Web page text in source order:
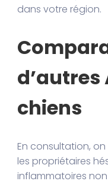
dans votre région.
d’autres
chiens
En consultation,
les propriétaires
inflammatoires